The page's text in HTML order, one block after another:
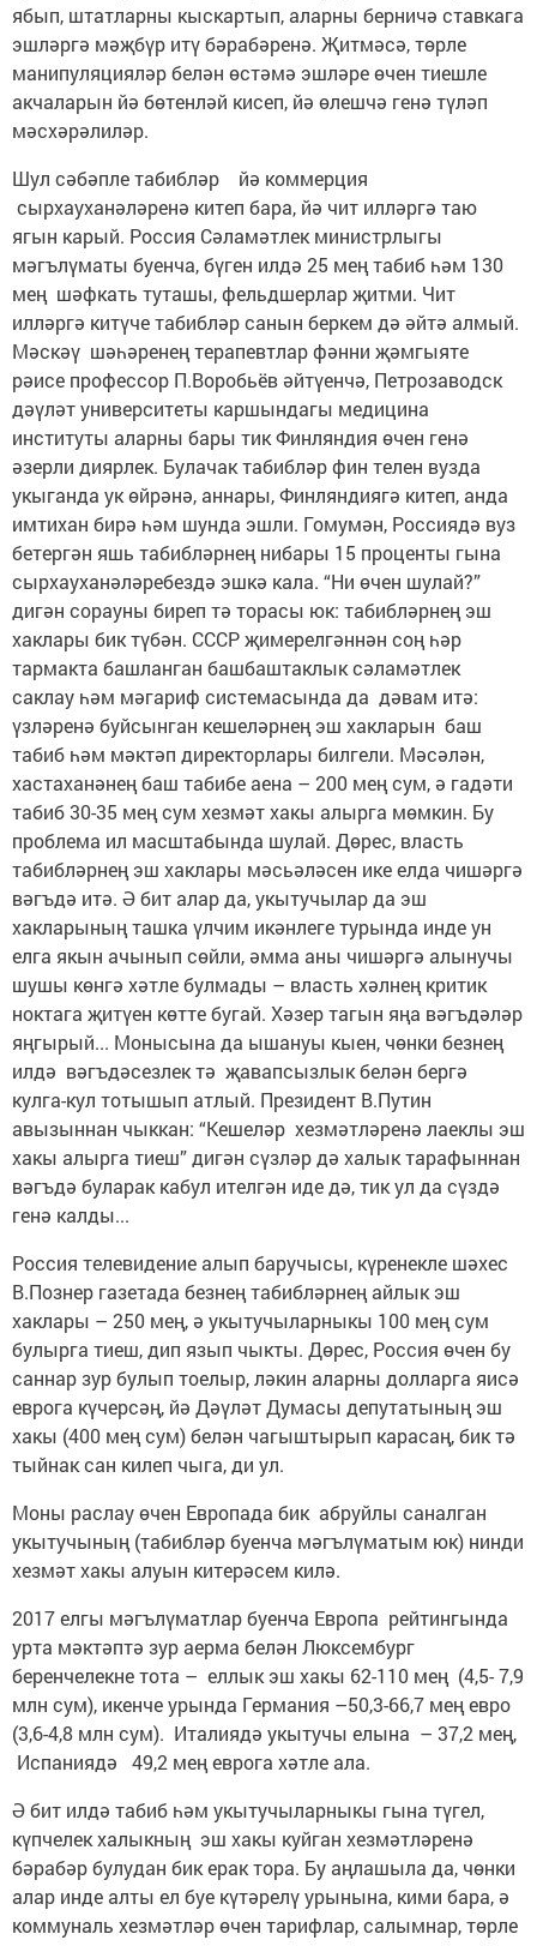
ябып, штатларны кыскартып, аларны берничә ставкага
эшләргә мәҗбүр итү бәрабәренә. Җитмәсә, төрле
манипуляцияләр белән өстәмә эшләре өчен тиешле
акчаларын йә бөтенләй кисеп, йә өлешчә генә түләп
мәсхәрәлиләр.
Шул сәбәпле табибләр йә ком­мерция
сырхауханәләренә китеп бара, йә чит илләргә таю
ягын карый. Россия Сәламәтлек министрлыгы
мәгълүматы буенча, бүген илдә 25 мең табиб һәм 130
мең шәфкать туташы, фельдшерлар җитми. Чит
илләргә китүче табибләр санын беркем дә әйтә алмый.
Мәскәү шәһәренең терапевтлар фәнни җәмгыяте
рәисе профессор П.Воробьёв әйтүенчә, Петрозаводск
дәүләт университеты каршындагы медицина
институты аларны бары тик Финляндия өчен генә
әзерли диярлек. Булачак табибләр фин телен вузда
укыганда ук өйрәнә, аннары, Финляндиягә китеп, анда
имтихан бирә һәм шунда эшли. Гомумән, Россиядә вуз
бетергән яшь табибләрнең нибары 15 проценты гына
сырхауханәләребездә эшкә кала. “Ни өчен шулай?”
дигән сорауны биреп тә торасы юк: табибләрнең эш
хаклары бик түбән. СССР җимерелгәннән соң һәр
тармакта башланган башбаштаклык сәламәтлек
саклау һәм мәгариф системасында да дәвам итә:
үзләренә буйсынган кешеләрнең эш хакларын баш
табиб һәм мәктәп директорлары билгели. Мәсәлән,
хастаханәнең баш табибе аена – 200 мең сум, ә гадәти
табиб 30-35 мең сум хезмәт хакы алырга мөмкин. Бу
проблема ил масштабында шулай. Дөрес, власть
табибләрнең эш хаклары мәсьәләсен ике елда чишәргә
вәгъдә итә. Ә бит алар да, укытучылар да эш
хакларының ташка үлчим икәнлеге турында инде ун
елга якын ачынып сөйли, әмма аны чишәргә алынучы
шушы көнгә хәтле булмады – власть хәлнең критик
ноктага җитүен көтте бугай. Хәзер тагын яңа вәгъдәләр
яңгырый... Монысына да ышануы кыен, чөнки безнең
илдә вәгъдәсезлек тә җавапсызлык белән бергә
кулга-кул тотышып атлый. Президент В.Путин
авызыннан чыккан: “Кешеләр хезмәтләренә лаеклы эш
хакы алырга тиеш” дигән сүзләр дә халык тарафыннан
вәгъдә буларак кабул ителгән иде дә, тик ул да сүздә
генә калды...
Россия телевидение алып баручысы, күренекле шәхес
В.Познер газетада безнең табибләрнең айлык эш
хаклары – 250 мең, ә укытучыларныкы 100 мең сум
булырга тиеш, дип язып чыкты. Дөрес, Россия өчен бу
саннар зур булып тоелыр, ләкин аларны долларга яисә
еврога күчерсәң, йә Дәүләт Думасы депутатының эш
хакы (400 мең сум) белән чагыштырып карасаң, бик тә
тыйнак сан килеп чыга, ди ул.
Моны раслау өчен Европада бик абруйлы саналган
укытучының (табибләр буенча мәгълүматым юк) нинди
хезмәт хакы алуын китерәсем килә.
2017 елгы мәгълүматлар буенча Европа рейтингында
урта мәктәптә зур аерма белән Люксембург
беренчелекне тота – еллык эш хакы 62-110 мең (4,5- 7,9
млн сум), икенче урында Германия –50,3-66,7 мең евро
(3,6-4,8 млн сум). Италиядә укытучы елына – 37,2 мең,
Испаниядә 49,2 мең еврога хәтле ала.
Ә бит илдә табиб һәм укытучыларныкы гына түгел,
күпчелек халыкның эш хакы куйган хезмәтләренә
бәрабәр булудан бик ерак тора. Бу аңлашыла да, чөнки
алар инде алты ел буе күтәрелү урынына, кими бара, ә
коммуналь хезмәтләр өчен тарифлар, салымнар, төрле